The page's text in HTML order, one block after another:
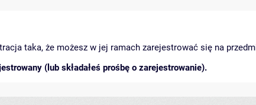
taka, że możesz w jej ramach zarejestrować się na
(lub składałeś prośbę o zarejestrowanie).